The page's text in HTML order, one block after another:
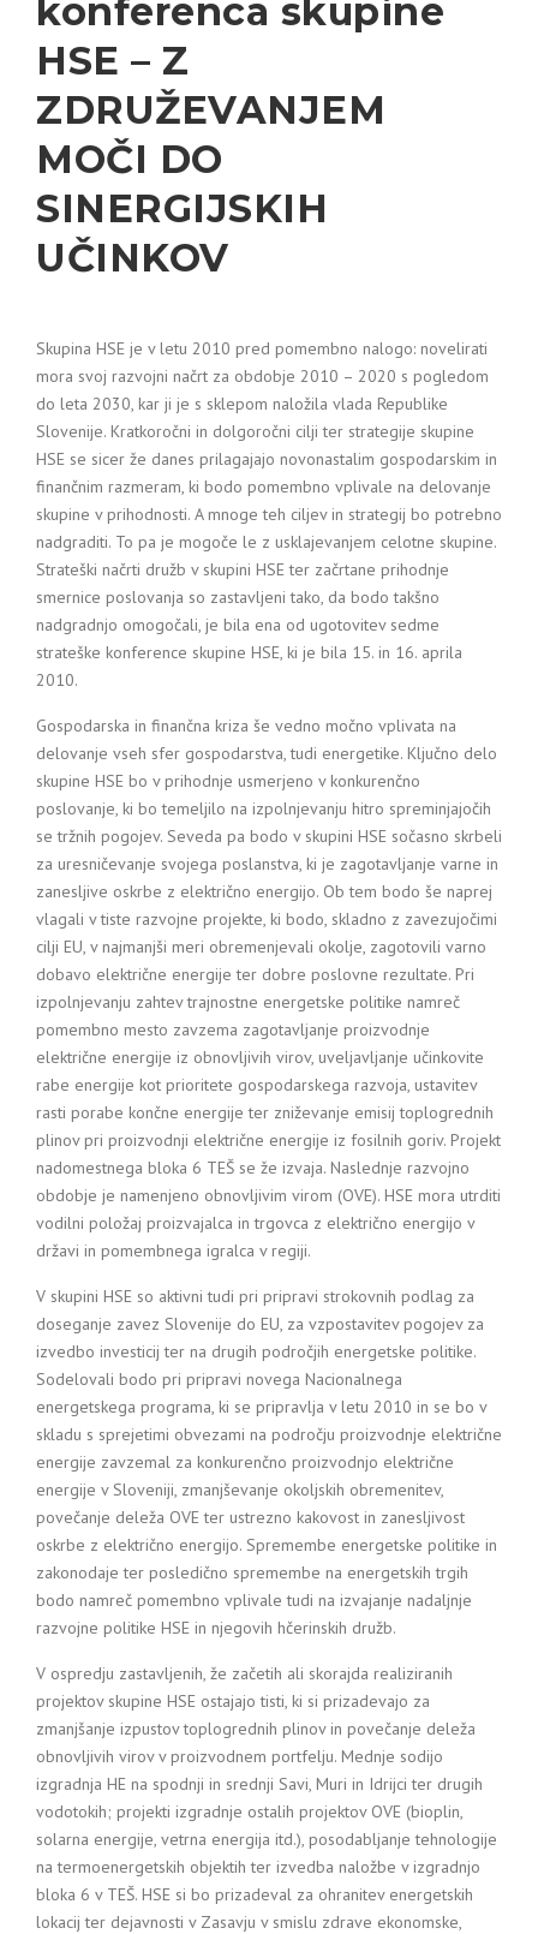
konferenca skupine
HSE – Z
ZDRUŽEVANJEM
MOČI DO
SINERGIJSKIH
UČINKOV
Skupina HSE je v letu 2010 pred pomembno nalogo: novelirati
mora svoj razvojni načrt za obdobje 2010 – 2020 s pogledom
do leta 2030, kar ji je s sklepom naložila vlada Republike
Slovenije. Kratkoročni in dolgoročni cilji ter strategije skupine
HSE se sicer že danes prilagajajo novonastalim gospodarskim in
finančnim razmeram, ki bodo pomembno vplivale na delovanje
skupine v prihodnosti. A mnoge teh ciljev in strategij bo potrebno
nadgraditi. To pa je mogoče le z usklajevanjem celotne skupine.
Strateški načrti družb v skupini HSE ter začrtane prihodnje
smernice poslovanja so zastavljeni tako, da bodo takšno
nadgradnjo omogočali, je bila ena od ugotovitev sedme
strateške konference skupine HSE, ki je bila 15. in 16. aprila
2010.
Gospodarska in finančna kriza še vedno močno vplivata na
delovanje vseh sfer gospodarstva, tudi energetike. Ključno delo
skupine HSE bo v prihodnje usmerjeno v konkurenčno
poslovanje, ki bo temeljilo na izpolnjevanju hitro spreminjajočih
se tržnih pogojev. Seveda pa bodo v skupini HSE sočasno skrbeli
za uresničevanje svojega poslanstva, ki je zagotavljanje varne in
zanesljive oskrbe z električno energijo. Ob tem bodo še naprej
vlagali v tiste razvojne projekte, ki bodo, skladno z zavezujočimi
cilji EU, v najmanjši meri obremenjevali okolje, zagotovili varno
dobavo električne energije ter dobre poslovne rezultate. Pri
izpolnjevanju zahtev trajnostne energetske politike namreč
pomembno mesto zavzema zagotavljanje proizvodnje
električne energije iz obnovljivih virov, uveljavljanje učinkovite
rabe energije kot prioritete gospodarskega razvoja, ustavitev
rasti porabe končne energije ter zniževanje emisij toplogrednih
plinov pri proizvodnji električne energije iz fosilnih goriv. Projekt
nadomestnega bloka 6 TEŠ se že izvaja. Naslednje razvojno
obdobje je namenjeno obnovljivim virom (OVE). HSE mora utrditi
vodilni položaj proizvajalca in trgovca z električno energijo v
državi in pomembnega igralca v regiji.
V skupini HSE so aktivni tudi pri pripravi strokovnih podlag za
doseganje zavez Slovenije do EU, za vzpostavitev pogojev za
izvedbo investicij ter na drugih področjih energetske politike.
Sodelovali bodo pri pripravi novega Nacionalnega
energetskega programa, ki se pripravlja v letu 2010 in se bo v
skladu s sprejetimi obvezami na področju proizvodnje električne
energije zavzemal za konkurenčno proizvodnjo električne
energije v Sloveniji, zmanjševanje okoljskih obremenitev,
povečanje deleža OVE ter ustrezno kakovost in zanesljivost
oskrbe z električno energijo. Spremembe energetske politike in
zakonodaje ter posledično spremembe na energetskih trgih
bodo namreč pomembno vplivale tudi na izvajanje nadaljnje
razvojne politike HSE in njegovih hčerinskih družb.
V ospredju zastavljenih, že začetih ali skorajda realiziranih
projektov skupine HSE ostajajo tisti, ki si prizadevajo za
zmanjšanje izpustov toplogrednih plinov in povečanje deleža
obnovljivih virov v proizvodnem portfelju. Mednje sodijo
izgradnja HE na spodnji in srednji Savi, Muri in Idrijci ter drugih
vodotokih; projekti izgradnje ostalih projektov OVE (bioplin,
solarna energije, vetrna energija itd.), posodabljanje tehnologije
na termoenergetskih objektih ter izvedba naložbe v izgradnjo
bloka 6 v TEŠ. HSE si bo prizadeval za ohranitev energetskih
lokacij ter dejavnosti v Zasavju v smislu zdrave ekonomske,